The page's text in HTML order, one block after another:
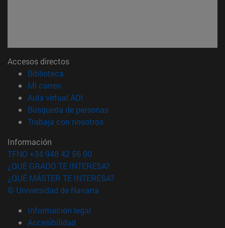
Accesos directos
Biblioteca
Mi correo(abre en nueva ventana)
Aula virtual ADI
Búsqueda de personas(abre en nueva ventana)
Trabaja con nosotros(abre en nueva ventana)
Información
TFNO +34 948 42 56 00
¿QUÉ GRADO TE INTERESA?
¿QUÉ MÁSTER TE INTERESA?
© Universidad de Navarra
Información legal
Accesibilidad